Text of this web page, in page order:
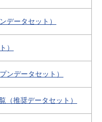
データセット）
）
ンデータセット）
（推奨データセット）